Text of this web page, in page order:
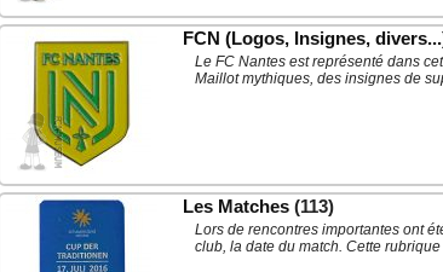
FCN (Logos, Insignes,
Le FC Nantes est représenté dans
Maillot mythiques, des insignes de
Les Matches (113)
Lors de rencontres importantes ont
club, la date du match. Cette